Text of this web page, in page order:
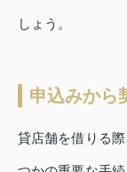
しょう。
申込みから
貸店舗を借りる